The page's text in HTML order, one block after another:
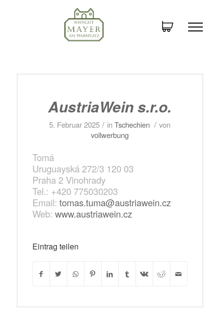
AustriaWein s.r.o.
5. Februar 2025 / inTschechien / von
vollwerbung
Tomá
Uruguayská 272/3 120 03
Praha 2 Vinohrady
Tel.: +420 775030203
Email: tomas.tuma@austriawein.cz
Web: www.austriawein.cz
Eintrag teilen